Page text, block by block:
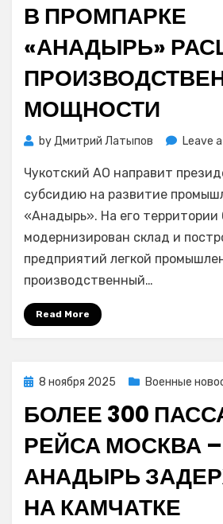
В ПРОМПАРКЕ
«АНАДЫРЬ»
МОЩНОСТИ
byДмитрий Латыпов Leave
Чукотский АО направит
субсидию на развитие
«Анадырь». На его территории
модернизирован склад и
предприятий легкой
производственный…
Read More
Posted
8 ноября 2025 Военные
БОЛЕЕ 300
РЕЙСА МОСКВА –
АНАДЫРЬ
НА КАМЧАТКЕ